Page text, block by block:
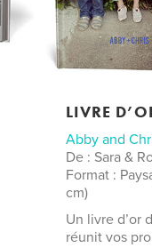
LIVRE
Abby and
De : Sara &
Format :
cm)
Un livre d’or
réunit vos